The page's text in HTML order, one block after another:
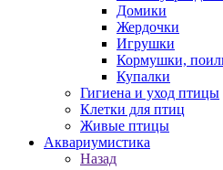
Домики
Жердочки
Игрушки
Кормушки,
Купалки
Гигиена и уход птицы
Клетки для птиц
Живые птицы
Аквариумистика
Назад